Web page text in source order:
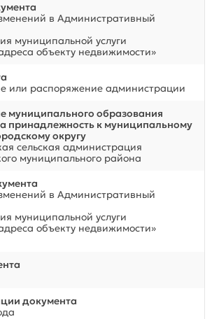
в Административный
муниципальной услуги
объекту недвижимости»
или распоряжение администрации
муниципального образования
принадлежность к муниципальному
округу
сельская администрация
муниципального района
в Административный
муниципальной услуги
объекту недвижимости»
документа